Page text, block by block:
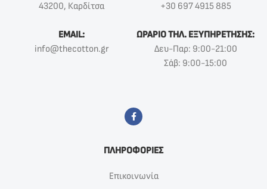
43200, Καρδίτσα
+30 697 4915 885
EMAIL:
info@thecotton.gr
ΩΡΑΡΙΟ ΤΗΛ. ΕΞΥΠΗΡΕΤΗΣΗΣ:
Δευ-Παρ: 9:00-21:00
Σάβ: 9:00-15:00
ΠΛΗΡΟΦΟΡΙΕΣ
Επικοινωνία